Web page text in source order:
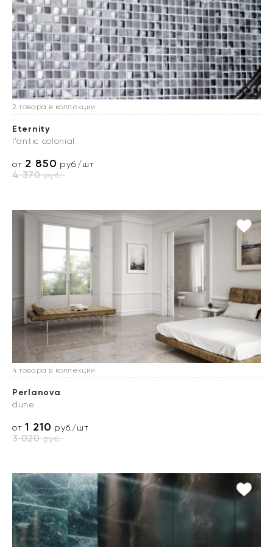
2 товара в коллекции
Eternity
l'antic colonial
от 2 850 руб./шт
4 370руб.
4 товара в коллекции
Perlanova
dune
от1 210 руб./шт
3 020руб.